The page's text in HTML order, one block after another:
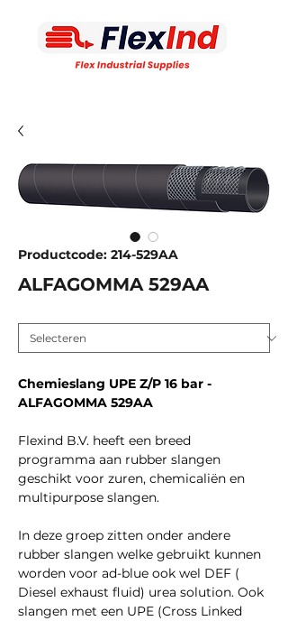
Productcode: 214-529AA
ALFAGOMMA 529AA
Chemieslang UPE Z/P 16 bar -
ALFAGOMMA 529AA
Flexind B.V. heeft een breed
programma aan rubber slangen
geschikt voor zuren, chemicaliën en
multipurpose slangen.
In deze groep zitten onder andere
rubber slangen welke gebruikt kunnen
worden voor ad-blue ook wel DEF (
Diesel exhaust fluid) urea solution. Ook
slangen met een UPE (Cross Linked